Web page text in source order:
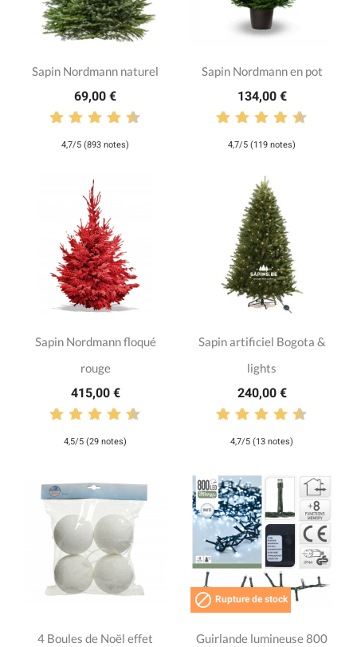
Sapin Nordmann naturel
69,00 €
4,7/5 (893 notes)
Sapin Nordmann en pot
134,00 €
4,7/5 (119 notes)
Sapin Nordmann floqué
rouge
415,00 €
4,5/5 (29 notes)
Sapin artificiel Bogota &
lights
240,00 €
4,7/5 (13 notes)
4 Boules de Noël effet
 Rupture de stock
Guirlande lumineuse 800